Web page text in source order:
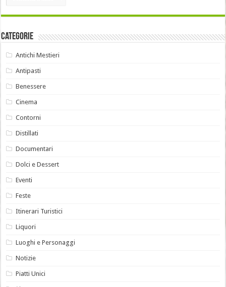
Categorie
Antichi Mestieri
Antipasti
Benessere
Cinema
Contorni
Distillati
Documentari
Dolci e Dessert
Eventi
Feste
Itinerari Turistici
Liquori
Luoghi e Personaggi
Notizie
Piatti Unici